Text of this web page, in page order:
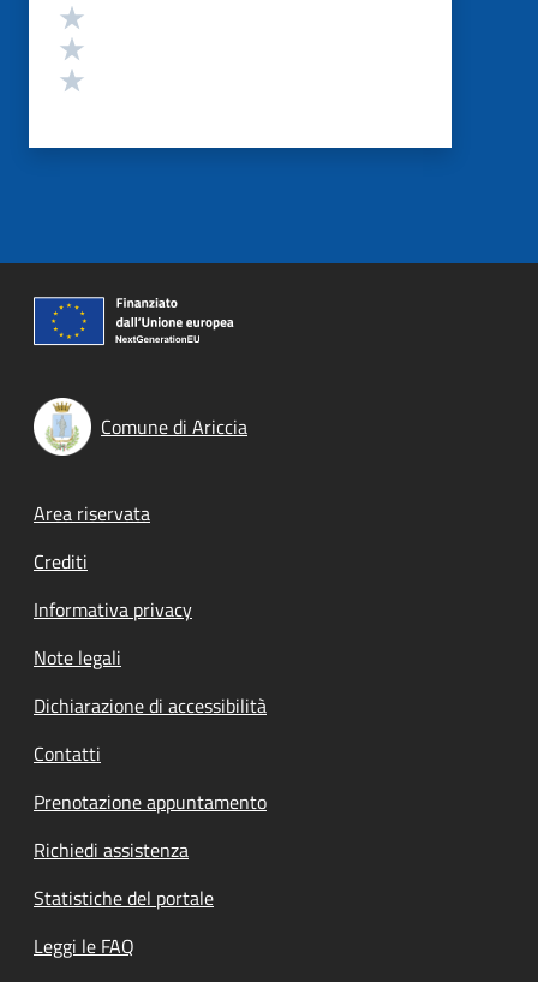
Comune di Ariccia
Footer menu
Area riservata
Crediti
Informativa privacy
Note legali
Dichiarazione di accessibilità
Contatti
Prenotazione appuntamento
Richiedi assistenza
Statistiche del portale
Leggi le FAQ